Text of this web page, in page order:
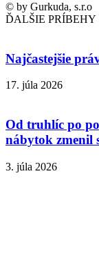
© by Gurkuda, s.r.o
ĎALŠIE PRÍBEHY
Najčastejšie
17. júla 2026
Od truhlíc po
nábytok zmenil
3. júla 2026